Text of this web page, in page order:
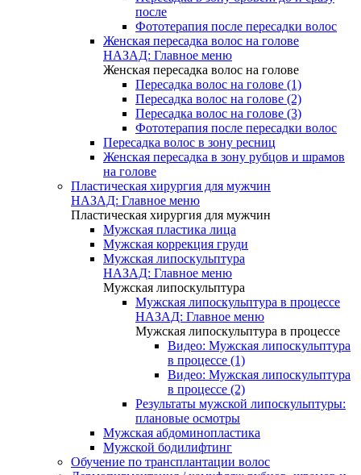
после
Фототерапия после пересадки волос
Женская пересадка волос на голове
НАЗАД: Главное меню
Женская пересадка волос на голове
Пересадка волос на голове (1)
Пересадка волос на голове (2)
Пересадка волос на голове (3)
Фототерапия после пересадки волос
Пересадка волос в зону ресниц
Женская пересадка в зону рубцов и шрамов
на голове
Пластическая хирургия для мужчин
НАЗАД: Главное меню
Пластическая хирургия для мужчин
Мужская пластика лица
Мужская коррекция груди
Мужская липоскульптура
НАЗАД: Главное меню
Мужская липоскульптура
Мужская липоскульптура в процессе
НАЗАД: Главное меню
Мужская липоскульптура в процессе
Видео: Мужская липоскульптура
в процессе (1)
Видео: Мужская липоскульптура
в процессе (2)
Результаты мужской липоскульптуры:
плановые осмотры
Мужская абдоминопластика
Мужской бодилифтинг
Обучение по трансплантации волос